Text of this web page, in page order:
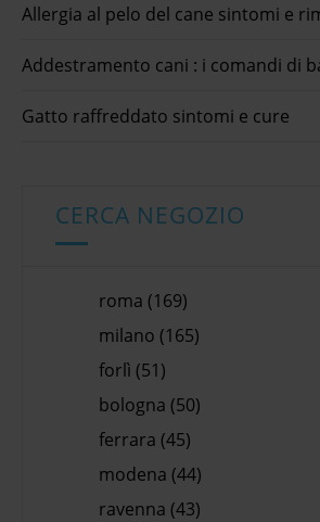
Allergia al pelo del cane sintomi e
Addestramento cani : i comandi di
Gatto raffreddato sintomi e cure
CERCA NEGOZIO
roma (169)
milano (165)
forlì (51)
bologna (50)
ferrara (45)
modena (44)
ravenna (43)